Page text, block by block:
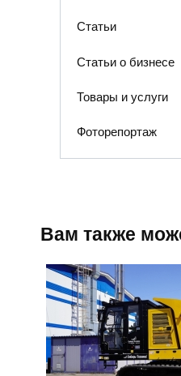
Статьи
Статьи о бизнесе
Товары и услуги
Фоторепортаж
Вам также